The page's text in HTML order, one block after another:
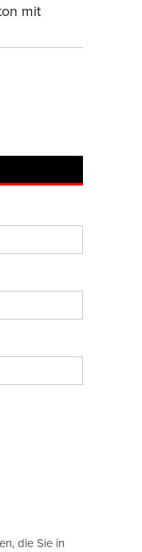
mit
die Sie in